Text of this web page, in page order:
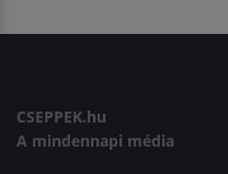
CSEPPEK.hu
A mindennapi média